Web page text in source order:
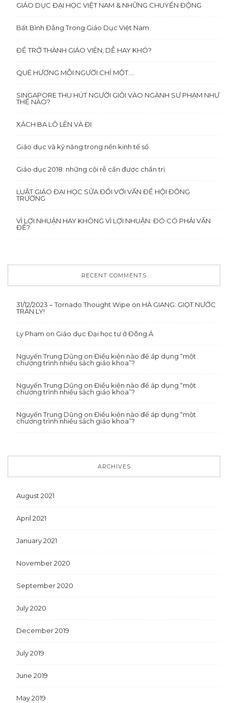
GIÁO DỤC ĐẠI HỌC VIỆT NAM & NHỮNG CHUYỂN ĐỘNG
Bất Bình Đẳng Trong Giáo Dục Việt Nam
ĐỂ TRỞ THÀNH GIÁO VIÊN, DỄ HAY KHÓ?
QUÊ HƯƠNG MỖI NGƯỜI CHỈ MỘT….
SINGAPORE THU HÚT NGƯỜI GIỎI VÀO NGÀNH SƯ PHẠM NHƯ
THẾ NÀO?
XÁCH BA LÔ LÊN VÀ ĐI
Giáo dục và kỹ năng trong nền kinh tế số
Giáo dục 2018: những cội rễ cần được chẩn trị
LUẬT GIÁO ĐẠI HỌC SỬA ĐỔI VỚI VẤN ĐỀ HỘI ĐỒNG
TRƯỜNG
VÌ LỢI NHUẬN HAY KHÔNG VÌ LỢI NHUẬN: ĐÓ CÓ PHẢI VẤN
ĐỀ?
RECENT COMMENTS
31/12/2023 – Tornado Thought Wipe on HÀ GIANG: GIỌT NƯỚC
TRÀN LY!
Ly Pham on Giáo dục Đại học tư ở Đông Á
Nguyến Trung Dũng onĐiều kiện nào để áp dụng “một
chương trình nhiều sách giáo khoa”?
Nguyến Trung Dũng onĐiều kiện nào để áp dụng “một
chương trình nhiều sách giáo khoa”?
Nguyến Trung Dũng onĐiều kiện nào để áp dụng “một
chương trình nhiều sách giáo khoa”?
ARCHIVES
August 2021
April 2021
January 2021
November 2020
September 2020
July 2020
December 2019
July 2019
June 2019
May 2019